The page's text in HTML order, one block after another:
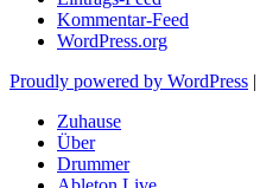
Kommentar-Feed
WordPress.org
Proudly powered by WordPress |
Zuhause
Über
Drummer